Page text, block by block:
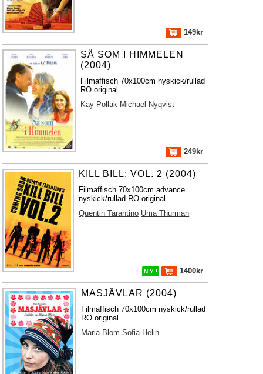
149kr
SÅ SOM I HIMMELEN
(2004)
Filmaffisch 70x100cm nyskick/rullad
RO original
Kay Pollak Michael Nyqvist
249kr
KILL BILL: VOL. 2 (2004)
Filmaffisch 70x100cm advance
nyskick/rullad RO original
Quentin Tarantino Uma Thurman
N Y ! 1400kr
MASJÄVLAR (2004)
Filmaffisch 70x100cm nyskick/rullad
RO original
Maria Blom Sofia Helin